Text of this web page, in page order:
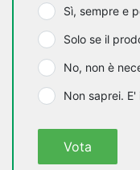
Sì, sempre e
Solo se il
No, non è
Non saprei.
Vota